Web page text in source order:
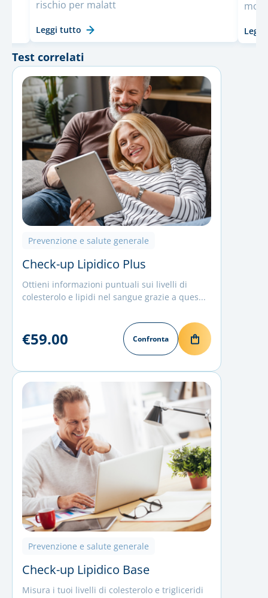
rischio per malatt
Leggi tutto
Test correlati
Prevenzione e salute generale
Check-up Lipidico Plus
Ottieni informazioni puntuali sui livelli di
colesterolo e lipidi nel sangue grazie a ques...
€59.00 Confronta
Prevenzione e salute generale
Check-up Lipidico Base
Misura i tuoi livelli di colesterolo e trigliceridi